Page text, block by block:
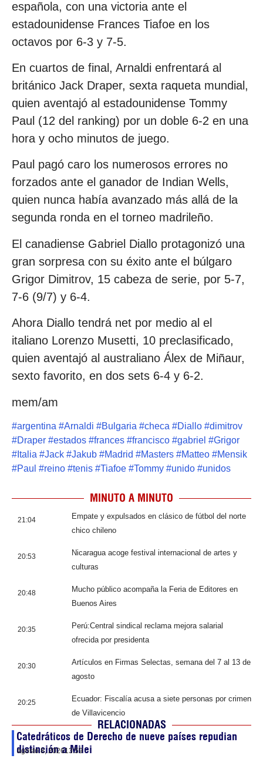
española, con una victoria ante el
estadounidense Frances Tiafoe en los
octavos por 6-3 y 7-5.
En cuartos de final, Arnaldi enfrentará al
británico Jack Draper, sexta raqueta mundial,
quien aventajó al estadounidense Tommy
Paul (12 del ranking) por un doble 6-2 en una
hora y ocho minutos de juego.
Paul pagó caro los numerosos errores no
forzados ante el ganador de Indian Wells,
quien nunca había avanzado más allá de la
segunda ronda en el torneo madrileño.
El canadiense Gabriel Diallo protagonizó una
gran sorpresa con su éxito ante el búlgaro
Grigor Dimitrov, 15 cabeza de serie, por 5-7,
7-6 (9/7) y 6-4.
Ahora Diallo tendrá net por medio al el
italiano Lorenzo Musetti, 10 preclasificado,
quien aventajó al australiano Álex de Miñaur,
sexto favorito, en dos sets 6-4 y 6-2.
mem/am
#argentina #Arnaldi #Bulgaria #checa #Diallo #dimitrov
#Draper #estados #frances #francisco #gabriel #Grigor
# Italia #Jack #Jakub #Madrid #Masters #Matteo #Mensik
#Paul #reino #tenis #Tiafoe #Tommy #unido #unidos
MINUTO A MINUTO
21:04
Empate y expulsados en clásico de fútbol del norte
chico chileno
20:53
Nicaragua acoge festival internacional de artes y
culturas
20:48
Mucho público acompaña la Feria de Editores en
Buenos Aires
20:35
Perú:Central sindical reclama mejora salarial
ofrecida por presidenta
20:30
Artículos en Firmas Selectas, semana del 7 al 13 de
agosto
20:25
Ecuador: Fiscalía acusa a siete personas por crimen
de Villavicencio
RELACIONADAS
Catedráticos de Derecho de nueve países repudian
distinción a Milei
agosto 8, 202613:59